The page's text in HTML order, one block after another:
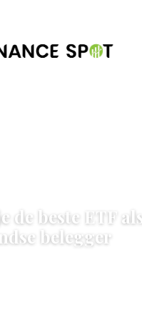
de beste ETF als
belegger